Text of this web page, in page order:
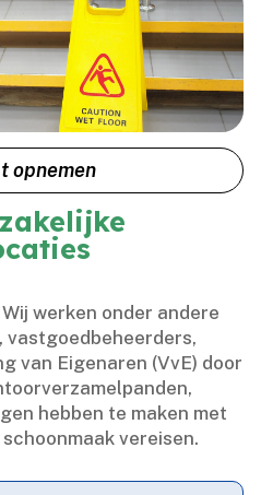
opnemen
werken onder andere
van Eigenaren (VvE) door
hebben te maken met
vereisen.​